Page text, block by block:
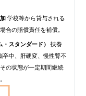
学校等から貸与される
合の賠償責任を補償。
スタンダード）
扶養
卒中、肝硬変、慢性腎不
の状態が一定期間継続